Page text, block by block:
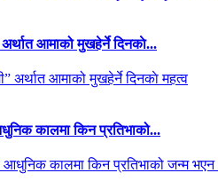
अर्थात आमाको मुखहेर्ने दिनकाे...
कालमा किन प्रतिभाको...